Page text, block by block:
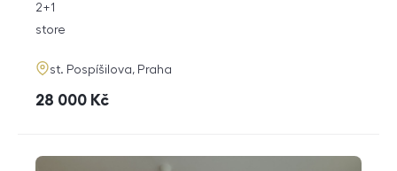
rozměry
2+1
funkce
store
adresa
st. Pospíšilova, Praha
cena
28 000 Kč